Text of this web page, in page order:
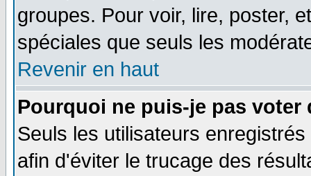
groupes. Pour voir, lire, poster,
spéciales que seuls les
Revenir en haut
Pourquoi ne puis-je pas voter
Seuls les utilisateurs
afin d'éviter le trucage des